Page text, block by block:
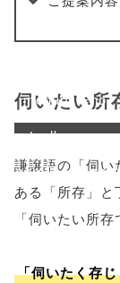
menubar=no,
toolbar=no,
scrollbars=yes'
伺いたい所
謙譲語の「伺い
ある「所存」と
「伺いたい所
「伺いたく存